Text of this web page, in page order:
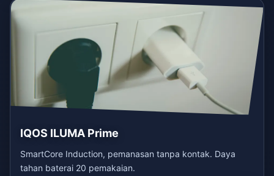
IQOS ILUMA Prime
SmartCore Induction, pemanasan tanpa kontak. Daya
tahan baterai 20 pemakaian.